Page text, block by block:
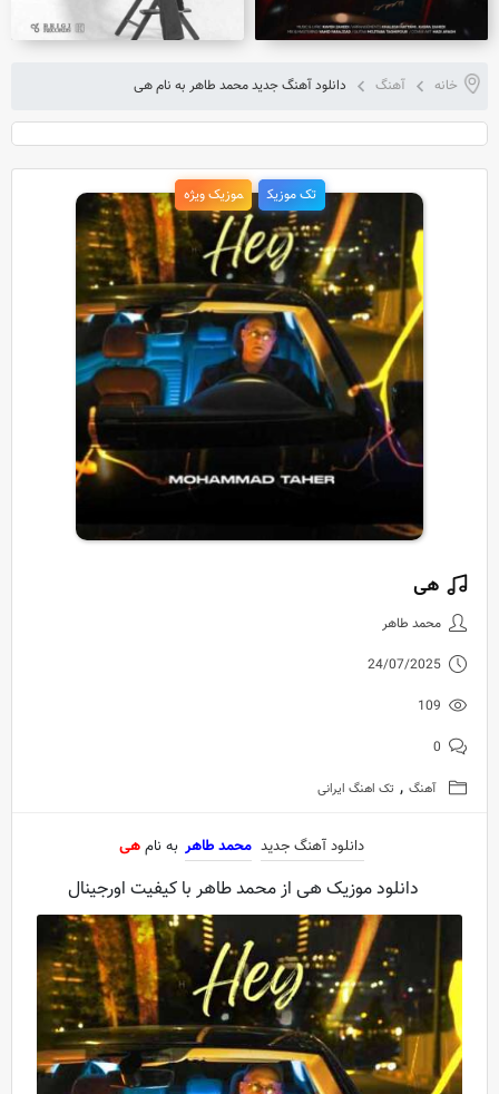
خانه آهنگ دانلود آهنگ جدید محمد طاهر به نام هی
تک موزیک موزیک ویژه
دانلود آهنگ جدید محمد طاهر
هی
محمد طاهر
24/07/2025
109
0
آهنگ , تک اهنگ ایرانی
دانلود آهنگ جدید محمد طاهر به نام هی
دانلود موزیک هی از محمد طاهر با کیفیت اورجینال